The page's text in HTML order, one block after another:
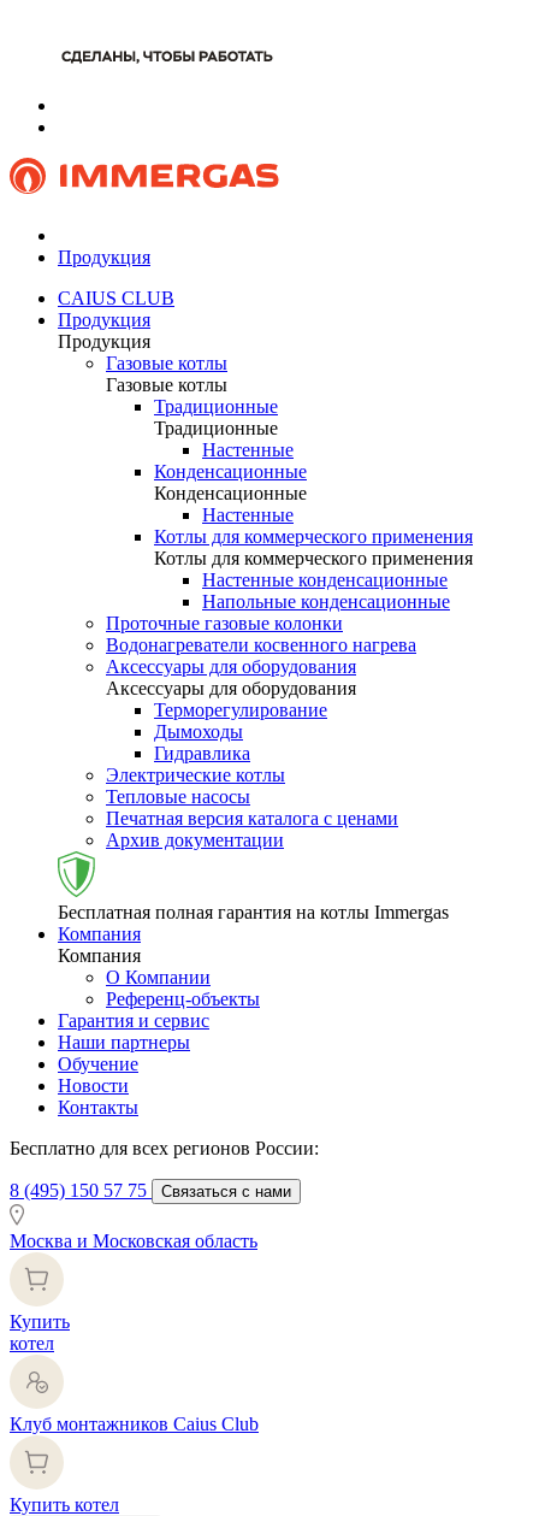
Продукция
CAIUS CLUB
Продукция
Продукция
Газовые котлы
Газовые котлы
Традиционные
Традиционные
Настенные
Конденсационные
Конденсационные
Настенные
Котлы для коммерческого применения
Котлы для коммерческого применения
Настенные конденсационные
Напольные конденсационные
Проточные газовые колонки
Водонагреватели косвенного нагрева
Аксессуары для оборудования
Аксессуары для оборудования
Терморегулирование
Дымоходы
Гидравлика
Электрические котлы
Тепловые насосы
Печатная версия каталога с ценами
Архив документации
Бесплатная полная гарантия на котлы Immergas
Компания
Компания
О Компании
Референц-объекты
Гарантия и сервис
Наши партнеры
Обучение
Новости
Контакты
Бесплатно для всех регионов России:
8 (495) 150 57 75 Связаться с нами
Москва и Московская область
Купить
котел
Клуб монтажников Caius Club
Купить котел